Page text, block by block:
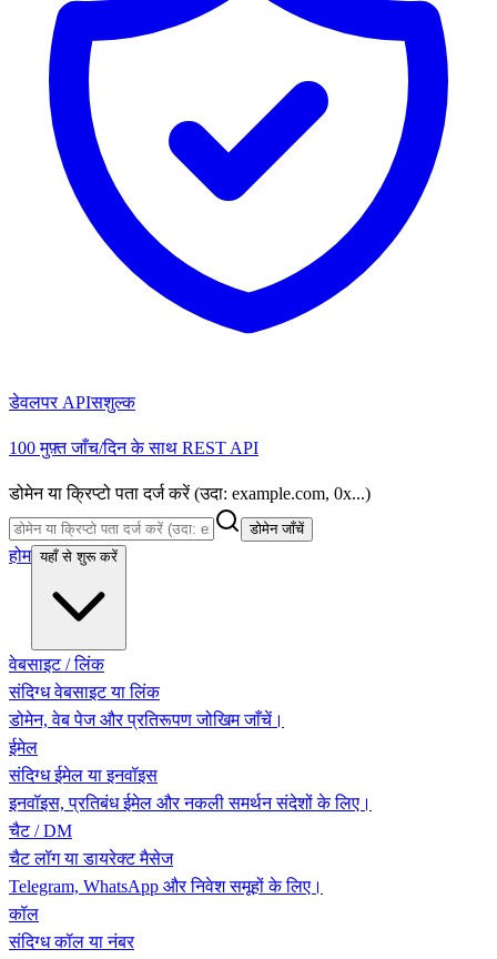
डेवलपर APIसशुल्क
100 मुफ़्त जाँच/दिन के साथ REST API
डोमेन या क्रिप्टो पता दर्ज करें (उदा: example.com, 0x...)
डोमेन जाँचें
होम यहाँ से शुरू करें
वेबसाइट / लिंक
संदिग्ध वेबसाइट या लिंक
डोमेन, वेब पेज और प्रतिरूपण जोखिम जाँचें।
ईमेल
संदिग्ध ईमेल या इनवॉइस
इनवॉइस, प्रतिबंध ईमेल और नकली समर्थन संदेशों के लिए।
चैट / DM
चैट लॉग या डायरेक्ट मैसेज
Telegram, WhatsApp और निवेश समूहों के लिए।
कॉल
संदिग्ध कॉल या नंबर